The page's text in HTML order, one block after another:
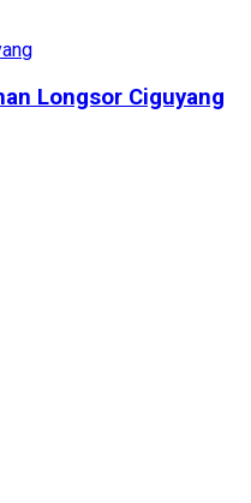
Longsor Ciguyang